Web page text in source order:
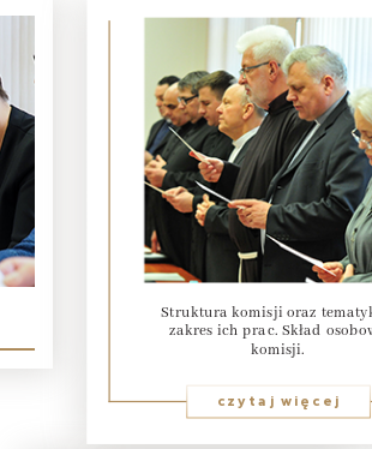
Struktura komisji oraz
zakres ich prac. Skład
komisji.
czytaj więcej